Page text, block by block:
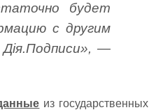
будет
с другим
—
из государственных